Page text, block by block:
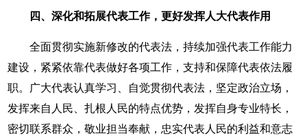
四、深化和拓展代表工作，更好发挥人大代表作用
全面贯彻实施新修改的代表法，持续加强代表工作能力
建设，紧紧依靠代表做好各项工作，支持和保障代表依法履
职。广大代表认真学习、自觉贯彻代表法，坚定政治立场，
发挥来自人民、扎根人民的特点优势，发挥自身专业特长，
密切联系群众，敬业担当奉献，忠实代表人民的利益和意志